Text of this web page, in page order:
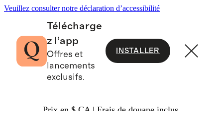
Veuillez consulter notre déclaration d’accessibilité
Télécharge
z l’app
Offres et
lancements
exclusifs.
INSTALLER
Prix en $ CA | Frais de douane inclus.